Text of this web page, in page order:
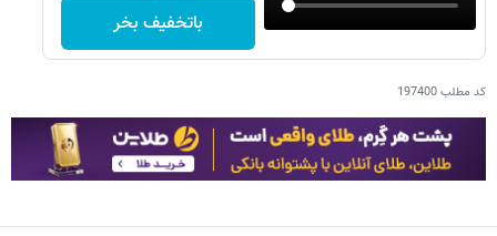
باتخفیف بخر
کد مطلب197400